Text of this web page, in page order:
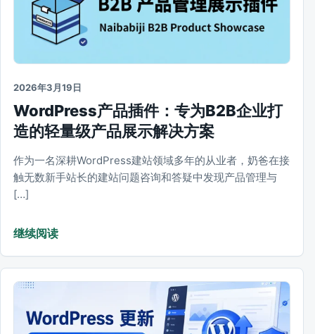
2026年3月19日
WordPress产品插件：专为B2B企业打
造的轻量级产品展示解决方案
作为一名深耕WordPress建站领域多年的从业者，奶爸在接
触无数新手站长的建站问题咨询和答疑中发现产品管理与
[…]
继续阅读